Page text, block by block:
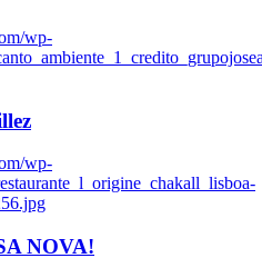
wp-
wp-
NOVA!